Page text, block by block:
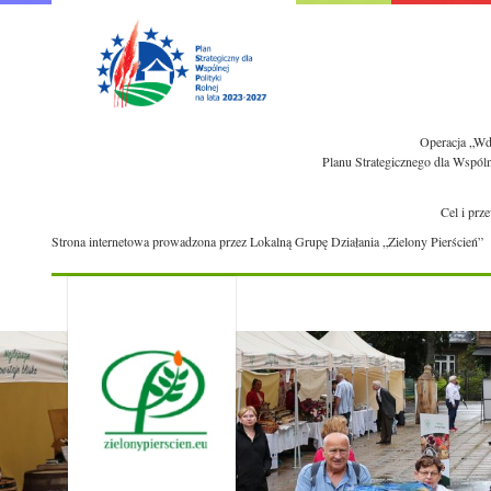
Operacja
Planu Strategicznego dla
Cel i
Strona internetowa prowadzona przez Lokalną Grupę Działania „Zielony Pierścień”